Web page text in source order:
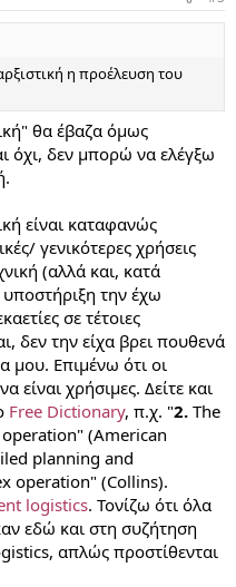
η προέλευση του
θα έβαζα όμως
όχι, δεν μπορώ να ελέγξω
είναι καταφανώς
γενικότερες χρήσεις
(αλλά και, κατά
την έχω
σε τέτοιες
δεν την είχα βρει πουθενά
μου. Επιμένω ότι οι
είναι χρήσιμες. Δείτε και
Free Dictionary, π.χ. "2. The
(American
planning and
operation" (Collins).
logistics. Τονίζω ότι όλα
εδώ και στη συζήτηση
απλώς προστίθενται